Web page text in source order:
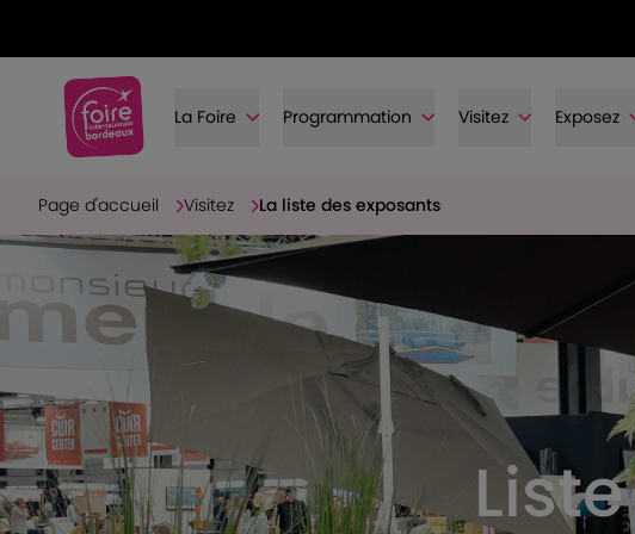
La Foire Programmation Visitez Exposez
Page d'accueil Visitez La liste des exposants